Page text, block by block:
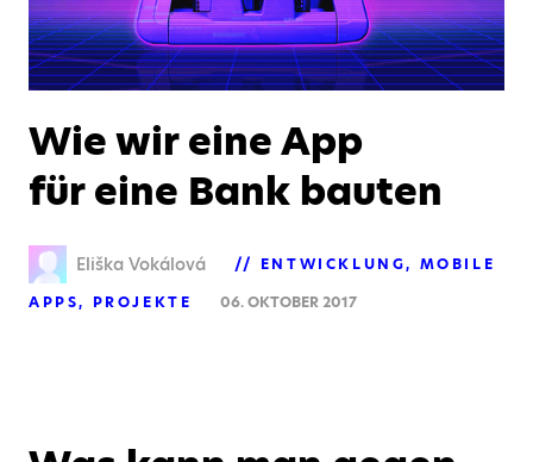
Wie wir eine App
für eine Bank bauten
Eliška Vokálová ENTWICKLUNG
MOBILE
APPS
PROJEKTE 06. OKTOBER 2017